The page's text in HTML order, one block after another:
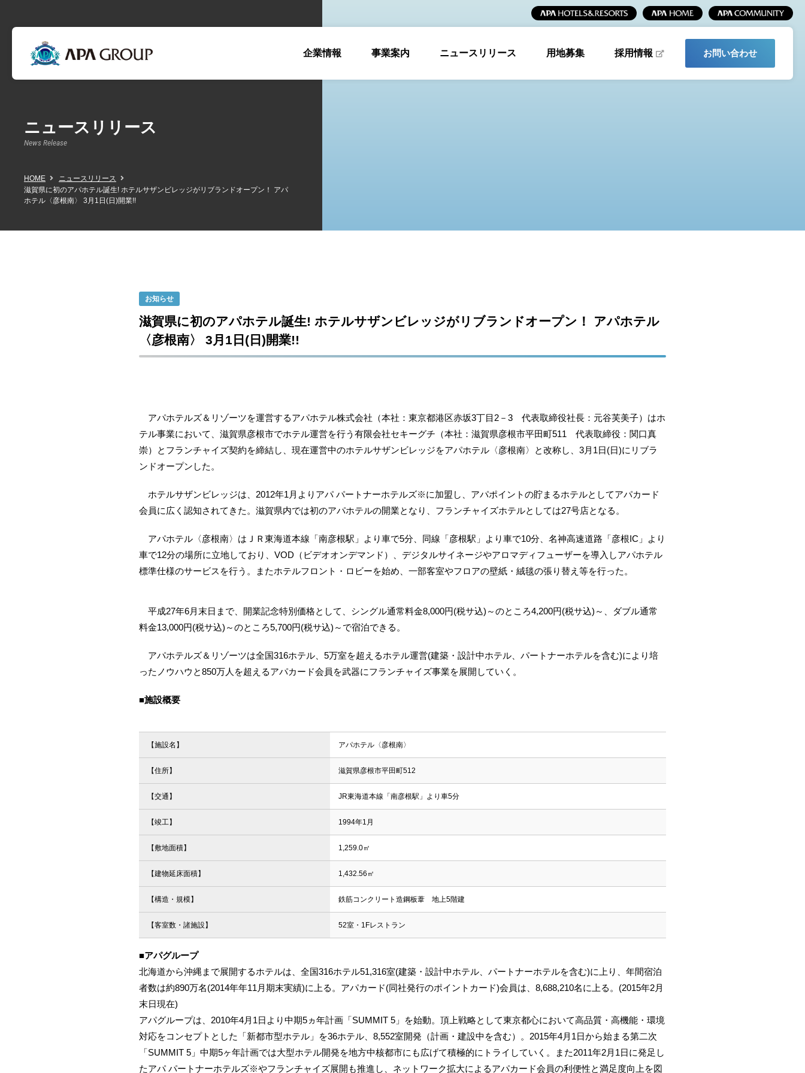
企業情報 事業案内 ニュースリリース 用地募集 採用情報 お問い合わせ
ニュースリリース
News Release
HOME
ニュースリリース
滋賀県に初のアパホテル誕生! ホテルサザンビレッジがリブランドオープン！ アパ
ホテル〈彦根南〉 3月1日(日)開業!!
お知らせ
滋賀県に初のアパホテル誕生! ホテルサザンビレッジがリブランドオープン！ アパホテル
〈彦根南〉 3月1日(日)開業!!
アパホテルズ＆リゾーツを運営するアパホテル株式会社（本社：東京都港区赤坂3丁目2－3 代表取締役社長：元谷芙美子）はホ
テル事業において、滋賀県彦根市でホテル運営を行う有限会社セキーグチ（本社：滋賀県彦根市平田町511 代表取締役：関口真
崇）とフランチャイズ契約を締結し、現在運営中のホテルサザンビレッジをアパホテル〈彦根南〉と改称し、3月1日(日)にリブラ
ンドオープンした。
ホテルサザンビレッジは、2012年1月よりアパ パートナーホテルズ※に加盟し、アパポイントの貯まるホテルとしてアパカード
会員に広く認知されてきた。滋賀県内では初のアパホテルの開業となり、フランチャイズホテルとしては27号店となる。
アパホテル〈彦根南〉はＪＲ東海道本線「南彦根駅」より車で5分、同線「彦根駅」より車で10分、名神高速道路「彦根IC」より
車で12分の場所に立地しており、VOD（ビデオオンデマンド）、デジタルサイネージやアロマディフューザーを導入しアパホテル
標準仕様のサービスを行う。またホテルフロント・ロビーを始め、一部客室やフロアの壁紙・絨毯の張り替え等を行った。
平成27年6月末日まで、開業記念特別価格として、シングル通常料金8,000円(税サ込)～のところ4,200円(税サ込)～、ダブル通常
料金13,000円(税サ込)～のところ5,700円(税サ込)～で宿泊できる。
アパホテルズ＆リゾーツは全国316ホテル、5万室を超えるホテル運営(建築・設計中ホテル、パートナーホテルを含む)により培
ったノウハウと850万人を超えるアパカード会員を武器にフランチャイズ事業を展開していく。
■施設概要
【施設名】 アパホテル〈彦根南〉
【住所】 滋賀県彦根市平田町512
【交通】 JR東海道本線「南彦根駅」より車5分
【竣工】 1994年1月
【敷地面積】 1,259.0㎡
【建物延床面積】 1,432.56㎡
【構造・規模】 鉄筋コンクリート造鋼板葦 地上5階建
【客室数・諸施設】 52室・1Fレストラン
■アパグループ
北海道から沖縄まで展開するホテルは、全国316ホテル51,316室(建築・設計中ホテル、パートナーホテルを含む)に上り、年間宿泊
者数は約890万名(2014年年11月期末実績)に上る。アパカード(同社発行のポイントカード)会員は、8,688,210名に上る。(2015年2月
末日現在)
アパグループは、2010年4月1日より中期5ヵ年計画「SUMMIT 5」を始動。頂上戦略として東京都心において高品質・高機能・環境
対応をコンセプトとした「新都市型ホテル」を36ホテル、8,552室開発（計画・建設中を含む）。2015年4月1日から始まる第二次
「SUMMIT 5」中期5ヶ年計画では大型ホテル開発を地方中核都市にも広げて積極的にトライしていく。また2011年2月1日に発足し
たアパ パートナーホテルズ※やフランチャイズ展開も推進し、ネットワーク拡大によるアパカード会員の利便性と満足度向上を図